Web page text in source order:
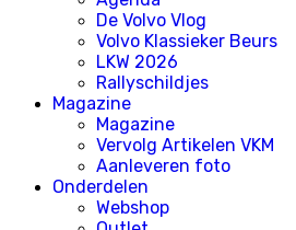
De Volvo Vlog
Volvo Klassieker Beurs
LKW 2026
Rallyschildjes
Magazine
Magazine
Vervolg Artikelen VKM
Aanleveren foto
Onderdelen
Webshop